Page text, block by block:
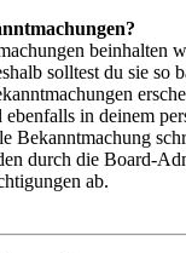
beinhalten
solltest du sie so
in deinem
Bekanntmachung
durch die Board-
ab.